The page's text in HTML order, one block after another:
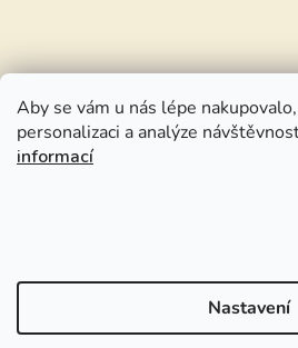
Aby se vám u nás lépe
personalizaci a analýze
informací
Nastavení